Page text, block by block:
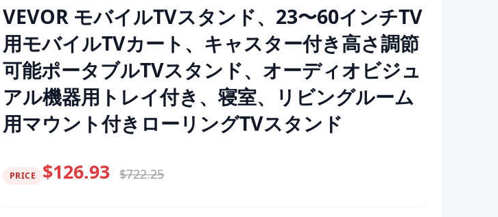
VEVOR モバイルTVスタンド、23〜60インチTV
用モバイルTVカート、キャスター付き高さ調節
可能ポータブルTVスタンド、オーディオビジュ
アル機器用トレイ付き、寝室、リビングルーム
用マウント付きローリングTVスタンド
PRICE $126.93 $722.25